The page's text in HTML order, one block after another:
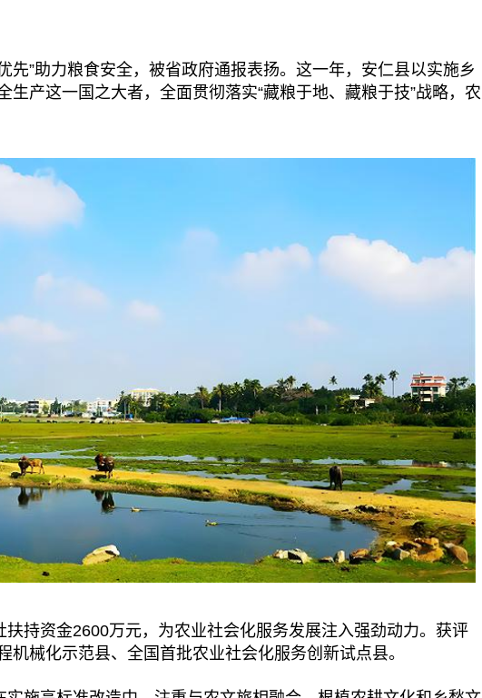
”助力粮食安全，被省政府通报表扬。这一年，安仁县以实施乡
生产这一国之大者，全面贯彻落实“藏粮于地、藏粮于技”战略，农
持资金2600万元，为农业社会化服务发展注入强劲动力。获评
机械化示范县、全国首批农业社会化服务创新试点县。